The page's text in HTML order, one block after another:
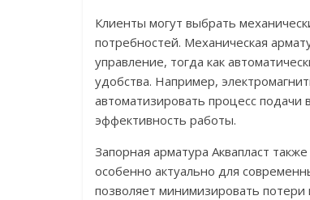
Клиенты могут выбрать
потребностей. Механическая
управление, тогда как
удобства. Например,
автоматизировать процесс
эффективность работы.
Запорная арматура Аквапласт
особенно актуально для
позволяет минимизировать